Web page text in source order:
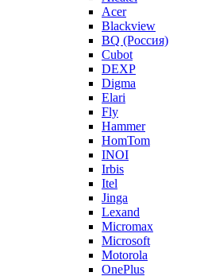
Acer
Blackview
BQ (Россия)
Cubot
DEXP
Digma
Elari
Fly
Hammer
HomTom
INOI
Irbis
Itel
Jinga
Lexand
Micromax
Microsoft
Motorola
OnePlus